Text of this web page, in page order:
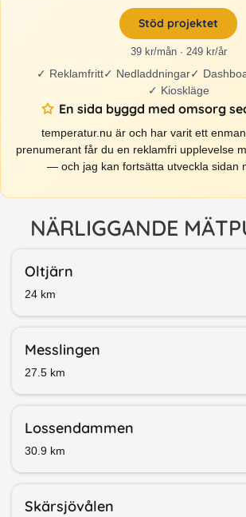
Stöd projektet
39 kr/mån · 249 kr/år
✓ Reklamfritt✓ Nedladdningar✓
✓ Kioskläge
En sida byggd med omsorg
temperatur.nu är och har varit ett
prenumerant får du en reklamfri upplevelse
— och jag kan fortsätta utveckla sidan
NÄRLIGGANDE
Oltjärn
24 km
Messlingen
27.5 km
Lossendammen
30.9 km
Skärsjövålen